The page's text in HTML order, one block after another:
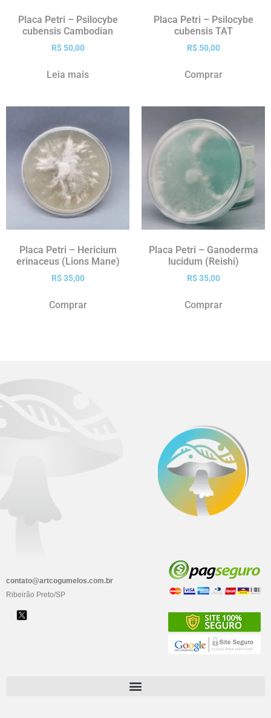
Placa Petri – Psilocybe
cubensis Cambodian
R$50,00
Leia mais
Placa Petri – Psilocybe
cubensis TAT
R$50,00
Comprar
Placa Petri – Hericium
erinaceus (Lions Mane)
R$35,00
Comprar
Placa Petri – Ganoderma
lucidum (Reishi)
R$35,00
Comprar
contato@artcogumelos.com.br
Ribeirão Preto/SP